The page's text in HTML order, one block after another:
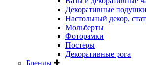
Декоративные подушки
Настольный декор,
Мольберты
Фоторамки
Постеры
Декоративные рога
Бренды